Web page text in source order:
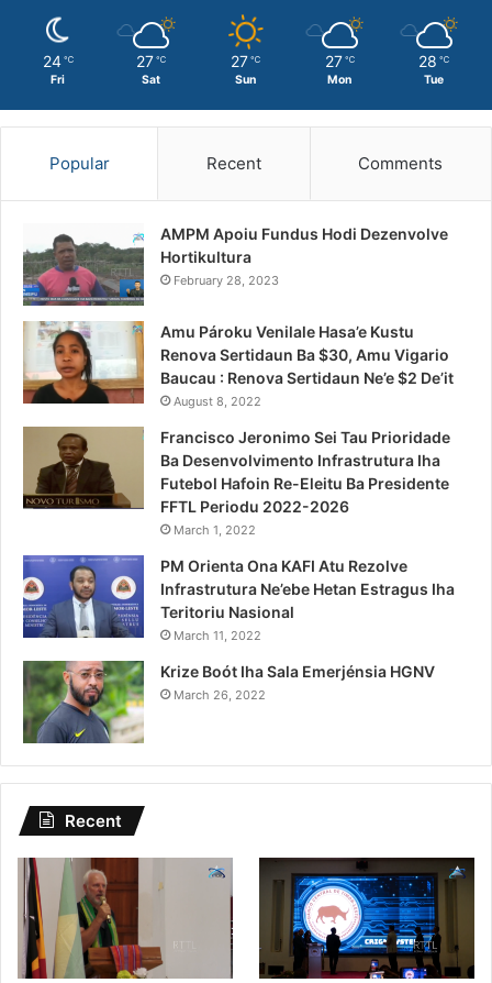
24 ℃
Fri
27 ℃
Sat
27 ℃
Sun
27 ℃
Mon
28 ℃
Tue
Popular Recent Comments
AMPM Apoiu Fundus Hodi Dezenvolve
Hortikultura
February 28, 2023
Amu Pároku Venilale Hasa’e Kustu
Renova Sertidaun Ba $30, Amu Vigario
Baucau : Renova Sertidaun Ne’e $2 De’it
August 8, 2022
Francisco Jeronimo Sei Tau Prioridade
Ba Desenvolvimento Infrastrutura Iha
Futebol Hafoin Re-Eleitu Ba Presidente
FFTL Periodu 2022-2026
March 1, 2022
PM Orienta Ona KAFI Atu Rezolve
Infrastrutura Ne’ebe Hetan Estragus Iha
Teritoriu Nasional
March 11, 2022
Krize Boót Iha Sala Emerjénsia HGNV
March 26, 2022
Recent